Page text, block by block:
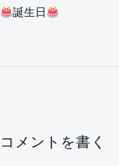
誕生日
コメントを書く